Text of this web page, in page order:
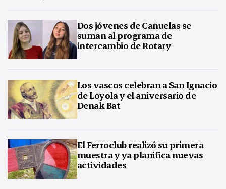
Dos jóvenes de Cañuelas se
suman al programa de
intercambio de Rotary
Los vascos celebran a San Ignacio
de Loyola y el aniversario de
Denak Bat
El Ferroclub realizó su primera
muestra y ya planifica nuevas
actividades